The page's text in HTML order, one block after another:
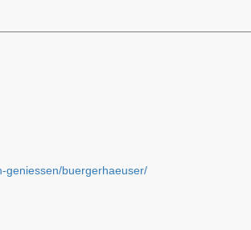
geniessen/buergerhaeuser/